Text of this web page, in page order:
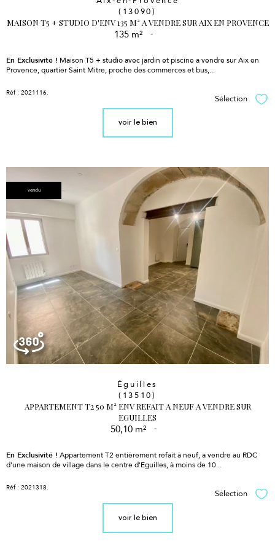
(13090)
MAISON T5 + STUDIO D'ENV 135 M² A VENDRE SUR AIX EN PROVENCE
135 m² -
En Exclusivité ! Maison T5 + studio avec jardin et piscine a vendre sur Aix en
Provence, quartier Saint Mitre, proche des commerces et bus,...
Réf : 2021116.
Sélection
voir le bien
vendu
Éguilles
(13510)
APPARTEMENT T2 50 M² ENV REFAIT A NEUF A VENDRE SUR
EGUILLES
50,10 m² -
En Exclusivité ! Appartement T2 entièrement refait à neuf, a vendre au RDC
d'une maison de village dans le centre d'Eguilles, à moins de 10...
Réf : 2021318.
Sélection
voir le bien